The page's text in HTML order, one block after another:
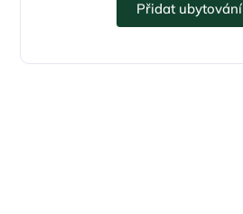
Přidat ubytování